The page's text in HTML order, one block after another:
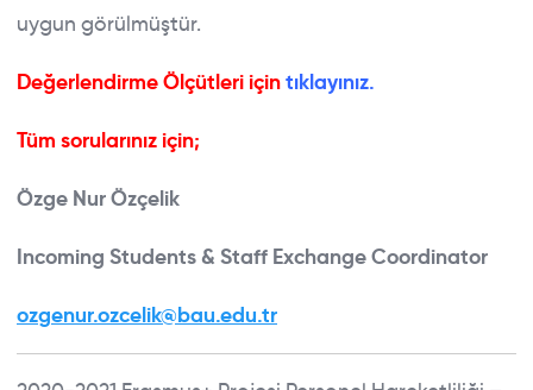
uygun görülmüştür.
Değerlendirme Ölçütleri içintıklayınız.
Tüm sorularınız için;
Özge Nur Özçelik
Incoming Students & Staff Exchange Coordinator
ozgenur.ozcelik@bau.edu.tr